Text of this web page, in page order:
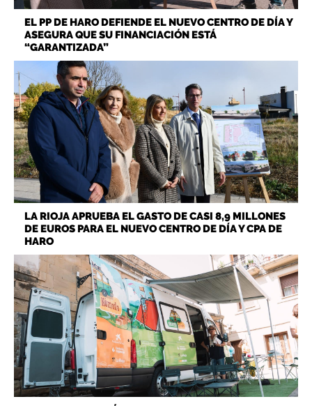
EL PP DE HARO DEFIENDE EL NUEVO CENTRO DE DÍA Y
ASEGURA QUE SU FINANCIACIÓN ESTÁ
“GARANTIZADA”
LA RIOJA APRUEBA EL GASTO DE CASI 8,9 MILLONES
DE EUROS PARA EL NUEVO CENTRO DE DÍA Y CPA DE
HARO